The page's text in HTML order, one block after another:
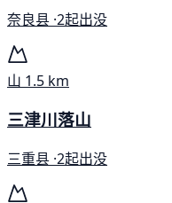
奈良县 ·2起出没
山 1.5 km
三津川落山
三重县 ·2起出没